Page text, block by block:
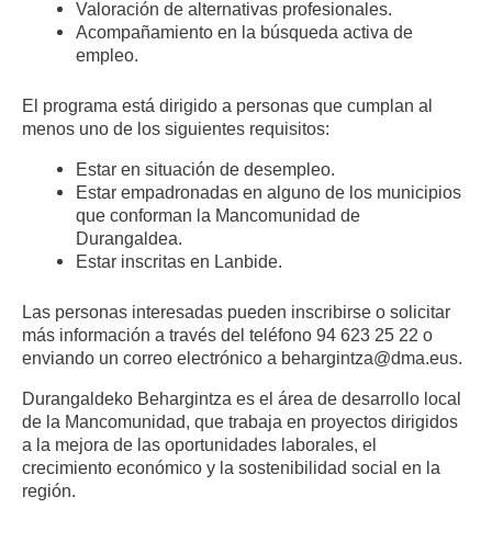
Valoración de alternativas profesionales.
Acompañamiento en la búsqueda activa de
empleo.
El programa está dirigido a personas que cumplan al
menos uno de los siguientes requisitos:
Estar en situación de desempleo.
Estar empadronadas en alguno de los municipios
que conforman la Mancomunidad de
Durangaldea.
Estar inscritas en Lanbide.
Las personas interesadas pueden inscribirse o solicitar
más información a través del teléfono 94 623 25 22 o
enviando un correo electrónico a behargintza@dma.eus.
Durangaldeko Behargintza es el área de desarrollo local
de la Mancomunidad, que trabaja en proyectos dirigidos
a la mejora de las oportunidades laborales, el
crecimiento económico y la sostenibilidad social en la
región.